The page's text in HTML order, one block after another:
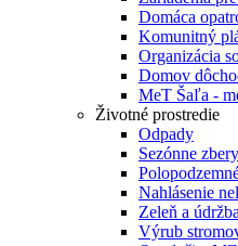
Domáca
Komunitný
Organizácia
Domov
MeT Šaľa -
Životné prostredie
Odpady
Sezónne
Nahlásenie
Zeleň a údržba
Výrub